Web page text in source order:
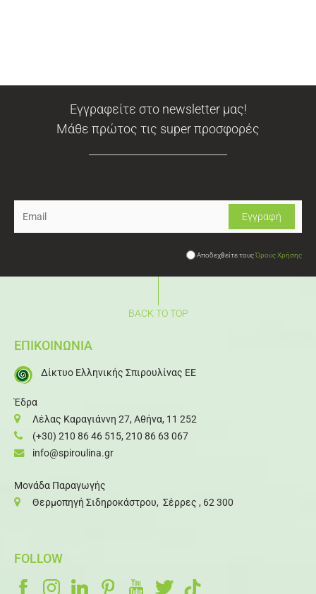
Εγγραφείτε στο newsletter μας!
Μάθε πρώτος τις super προσφορές
Αποδεχθείτε τουςΌρους Χρήσης
BACK TO TOP
ΕΠΙΚΟΙΝΩΝΙΑ
Δίκτυο Ελληνικής Σπιρουλίνας ΕΕ
Έδρα
Λέλας Καραγιάννη 27, Αθήνα, 11 252
(+30) 210 86 46 515, 210 86 63 067
info@spiroulina.gr
Μονάδα Παραγωγής
Θερμοπηγή Σιδηροκάστρου, Σέρρες , 62 300
FOLLOW